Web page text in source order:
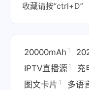
收藏请按“ctrl+D”
20000mAh 1
IPTV直播源 1 充
图文卡片 1 多语